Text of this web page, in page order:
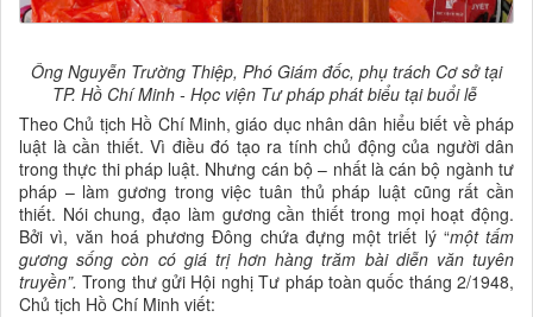
Ông Nguyễn Trường Thiệp, Phó Giám đốc, phụ trách Cơ sở tại
TP. Hồ Chí Minh - Học viện Tư pháp phát biểu tại buổi lễ
Theo Chủ tịch Hồ Chí Minh, giáo dục nhân dân hiểu biết về pháp
luật là cần thiết. Vì điều đó tạo ra tính chủ động của người dân
trong thực thi pháp luật. Nhưng cán bộ – nhất là cán bộ ngành tư
pháp – làm gương trong việc tuân thủ pháp luật cũng rất cần
thiết. Nói chung, đạo làm gương cần thiết trong mọi hoạt động.
Bởi vì, văn hoá phương Đông chứa đựng một triết lý “một tấm
gương sống còn có giá trị hơn hàng trăm bài diễn văn tuyên
truyền”. Trong thư gửi Hội nghị Tư pháp toàn quốc tháng 2/1948,
Chủ tịch Hồ Chí Minh viết: